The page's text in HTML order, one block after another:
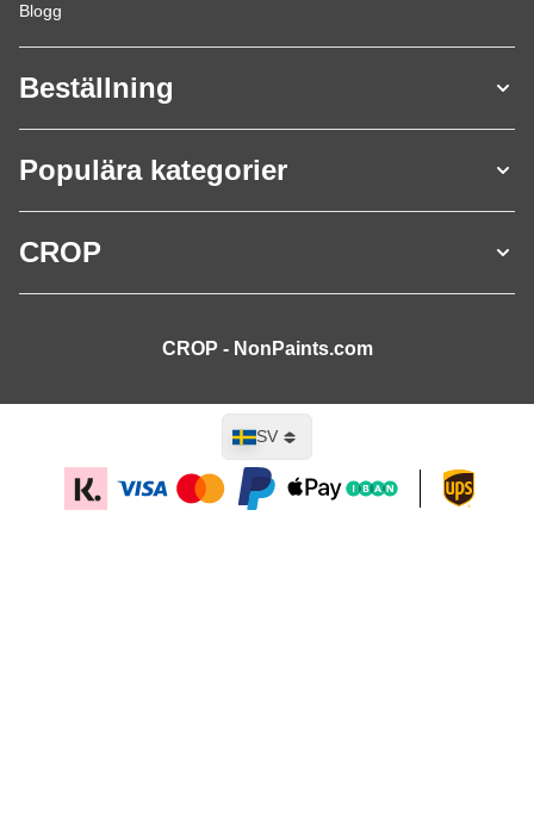
Blogg
Beställning
Populära kategorier
CROP
CROP - NonPaints.com
Språk
SV